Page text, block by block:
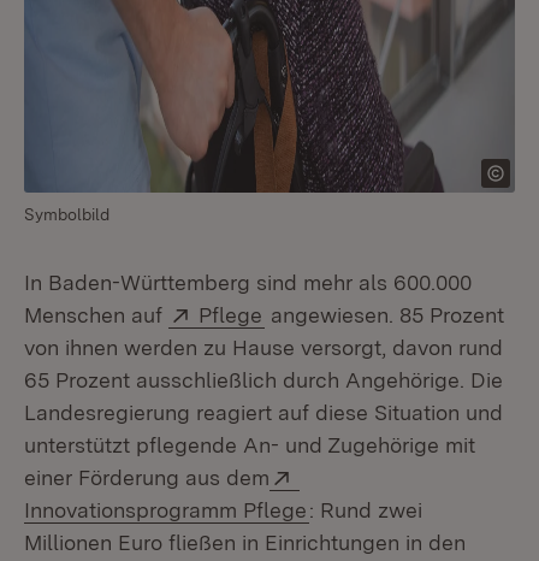
Symbolbild
In Baden-Württemberg sind mehr als 600.000
Menschen auf
Extern:
Pflege (Öffnet in neuem Fenster)
angewiesen. 85 Prozent
von ihnen werden zu Hause versorgt, davon rund
65 Prozent ausschließlich durch Angehörige. Die
Landesregierung reagiert auf diese Situation und
unterstützt pflegende An- und Zugehörige mit
einer Förderung aus dem
Innovationsprogramm Pflege(Öffnet in neuem
: Rund zwei
Millionen Euro fließen in Einrichtungen in den